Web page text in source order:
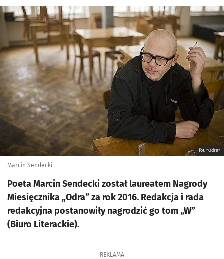
Kliknij, aby powiększyć
fot. "Odra"
Marcin Sendecki
Poeta Marcin Sendecki został laureatem Nagrody
Miesięcznika „Odra” za rok 2016. Redakcja i rada
redakcyjna postanowiły nagrodzić go tom „W”
(Biuro Literackie).
REKLAMA